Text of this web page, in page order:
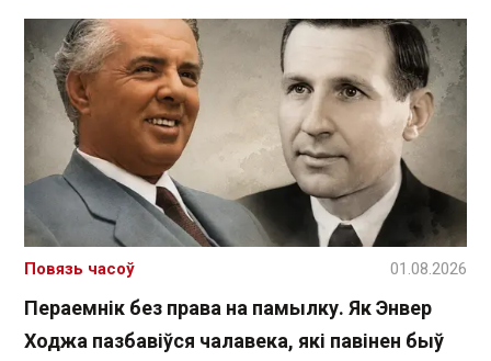
Пераемнік без права на памылку. Як Энвер
Ходжа пазбавіўся чалавека, які павінен быў
Повязь часоў 01.08.2026